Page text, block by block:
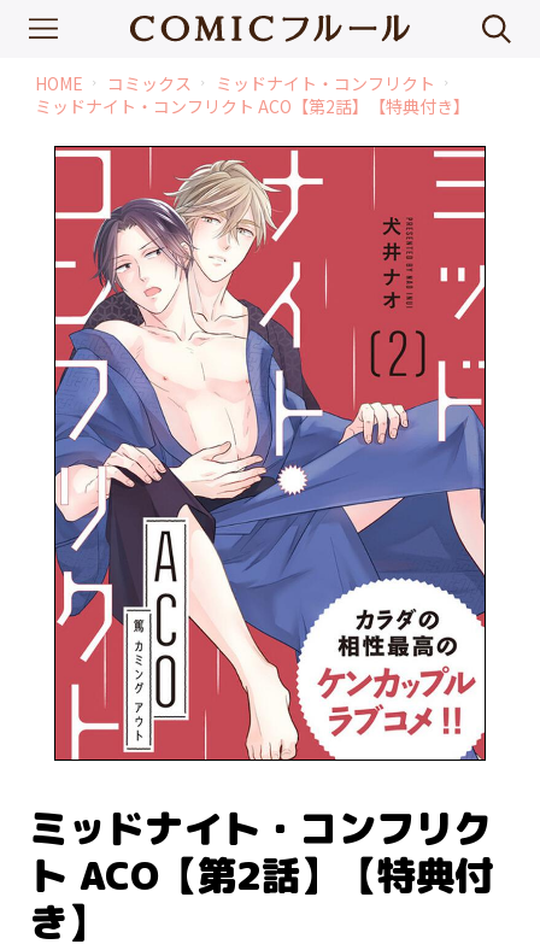
HOME chevron_right コミックス chevron_right ミッドナイト・コンフリクト chevron_right
ミッドナイト・コンフリクト ACO【第2話】【特典付き】
ミッドナイト・コンフリク
ト ACO【第2話】【特典付
き】